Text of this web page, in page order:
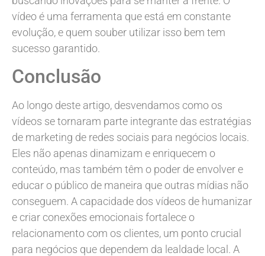
vídeo é uma ferramenta que está em constante
evolução, e quem souber utilizar isso bem tem
sucesso garantido.
Conclusão
Ao longo deste artigo, desvendamos como os
vídeos se tornaram parte integrante das estratégias
de marketing de redes sociais para negócios locais.
Eles não apenas dinamizam e enriquecem o
conteúdo, mas também têm o poder de envolver e
educar o público de maneira que outras mídias não
conseguem. A capacidade dos vídeos de humanizar
e criar conexões emocionais fortalece o
relacionamento com os clientes, um ponto crucial
para negócios que dependem da lealdade local. A